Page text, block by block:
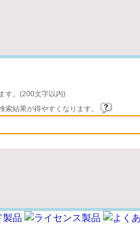
す。(200文字以内)
索結果が得やすくなります。